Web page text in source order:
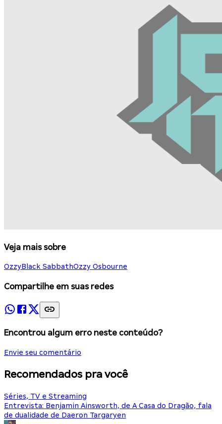
Veja mais sobre
OzzyBlack SabbathOzzy Osbourne
Compartilhe em suas redes
Encontrou algum erro neste conteúdo?
Envie seu comentário
Recomendados pra você
Séries, TV e Streaming
Entrevista: Benjamin Ainsworth, de A Casa do Dragão, fala
de dualidade de Daeron Targaryen